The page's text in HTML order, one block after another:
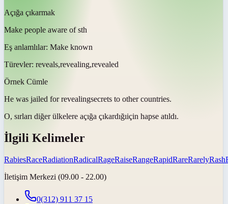
Açığa çıkarmak
Make people aware of sth
Eş anlamlılar: Make known
Türevler: reveals,revealing,revealed
Örnek Cümle
He was jailed for revealingsecrets to other countries.
O, sırları diğer ülkelere açığa çıkardığıiçin hapse atıldı.
İlgili Kelimeler
RabiesRaceRadiationRadicalRageRaiseRangeRapidRareRarelyRash
İletişim Merkezi (09.00 - 22.00)
0(312) 911 37 15